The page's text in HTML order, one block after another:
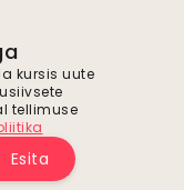
kursis uute
tellimuse
Esita